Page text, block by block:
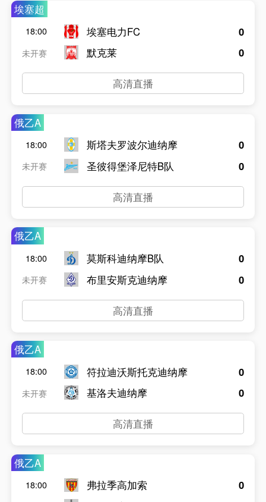
埃塞超
18:00
未开赛
埃塞电力FC
默克莱
0
0
高清直播
俄乙A
18:00
未开赛
斯塔夫罗波尔迪纳摩
圣彼得堡泽尼特B队
0
0
高清直播
俄乙A
18:00
未开赛
莫斯科迪纳摩B队
布里安斯克迪纳摩
0
0
高清直播
俄乙A
18:00
未开赛
符拉迪沃斯托克迪纳摩
基洛夫迪纳摩
0
0
高清直播
俄乙A
18:00
弗拉季高加索
0